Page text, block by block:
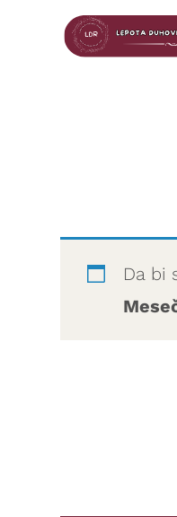
Da bi